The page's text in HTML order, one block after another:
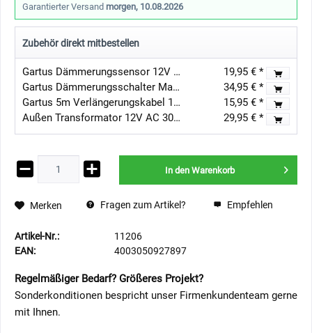
Garantierter Versand morgen, 10.08.2026
Zubehör direkt mitbestellen
Gartus Dämmerungssensor 12V AC/DC / Tag-Nacht-Schalter
19,95 € *
Gartus Dämmerungsschalter Max 54W für 12V Gartenbeleuchtung
34,95 € *
Gartus 5m Verlängerungskabel 12V - Außenbereich
15,95 € *
Außen Transformator 12V AC 30W IP67
29,95 € *
In den Warenkorb
Merken Fragen zum Artikel? Empfehlen
Artikel-Nr.:
11206
EAN:
4003050927897
Regelmäßiger Bedarf? Größeres Projekt?
Sonderkonditionen bespricht unser Firmenkundenteam gerne
mit Ihnen.